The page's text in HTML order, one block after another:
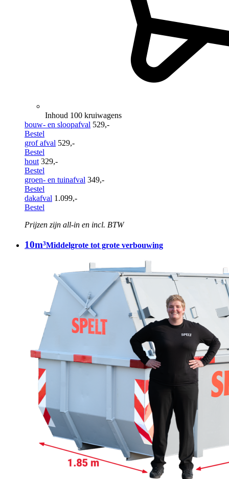
Inhoud 100 kruiwagens
bouw- en sloopafval 529,-
Bestel
grof afval 529,-
Bestel
hout 329,-
Bestel
groen- en tuinafval 349,-
Bestel
dakafval 1.099,-
Bestel
Prijzen zijn all-in en incl. BTW
10m³Middelgrote tot grote verbouwing